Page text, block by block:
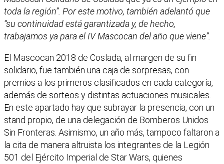
toda la región”. Por este motivo, también adelantó que
“su continuidad está garantizada y, de hecho,
trabajamos ya para el IV Mascocan del año que viene”.
El Mascocan 2018 de Coslada, al margen de su fin
solidario, fue también una caja de sorpresas, con
premios a los primeros clasificados en cada categoría,
además de sorteos y distintas actuaciones musicales.
En este apartado hay que subrayar la presencia, con un
stand propio, de una delegación de Bomberos Unidos
Sin Fronteras. Asimismo, un año más, tampoco faltaron a
la cita de manera altruista los integrantes de la Legión
501 del Ejército Imperial de Star Wars, quienes